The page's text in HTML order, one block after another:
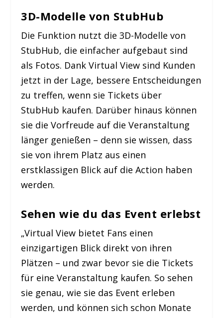
3D-Modelle von StubHub
Die Funktion nutzt die 3D-Modelle von
StubHub, die einfacher aufgebaut sind
als Fotos. Dank Virtual View sind Kunden
jetzt in der Lage, bessere Entscheidungen
zu treffen, wenn sie Tickets über
StubHub kaufen. Darüber hinaus können
sie die Vorfreude auf die Veranstaltung
länger genießen – denn sie wissen, dass
sie von ihrem Platz aus einen
erstklassigen Blick auf die Action haben
werden.
Sehen wie du das Event erlebst
„Virtual View bietet Fans einen
einzigartigen Blick direkt von ihren
Plätzen – und zwar bevor sie die Tickets
für eine Veranstaltung kaufen. So sehen
sie genau, wie sie das Event erleben
werden, und können sich schon Monate